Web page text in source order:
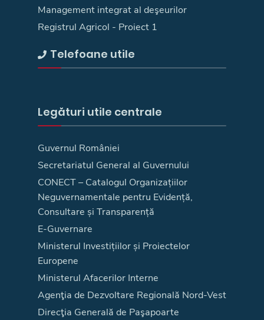
Management integrat al deşeurilor
Registrul Agricol - Proiect 1
Telefoane utile
Legături utile centrale
Guvernul României
Secretariatul General al Guvernului
CONECT – Catalogul Organizațiilor
Neguvernamentale pentru Evidență,
Consultare și Transparență
E-Guvernare
Ministerul Investițiilor și Proiectelor
Europene
Ministerul Afacerilor Interne
Agenţia de Dezvoltare Regională Nord-Vest
Direcţia Generală de Paşapoarte